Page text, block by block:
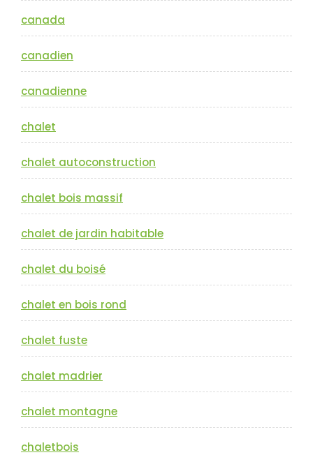
canada
canadien
canadienne
chalet
chalet autoconstruction
chalet bois massif
chalet de jardin habitable
chalet du boisé
chalet en bois rond
chalet fuste
chalet madrier
chalet montagne
chaletbois